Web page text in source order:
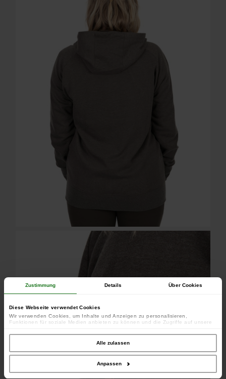
Zustimmung Details Über Cookies
Diese Webseite verwendet Cookies
Wir verwenden Cookies, um Inhalte und Anzeigen zu personalisieren,
Funktionen für soziale Medien anbieten zu können und die Zugriffe auf unsere
unserer Website an unsere Partner für soziale Medien, Werbung und Analysen
weiter. Unsere Partner führen diese Informationen möglicherweise mit weiteren
Daten zusammen, die Sie ihnen bereitgestellt haben oder die sie im Rahmen
Ihrer Nutzung der Dienste gesammelt haben.
Alle zulassen
Anpassen